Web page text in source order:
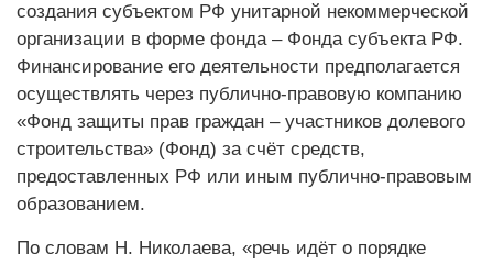
создания субъектом РФ унитарной некоммерческой
организации в форме фонда – Фонда субъекта РФ.
Финансирование его деятельности предполагается
осуществлять через публично-правовую компанию
«Фонд защиты прав граждан – участников долевого
строительства» (Фонд) за счёт средств,
предоставленных РФ или иным публично-правовым
образованием.
По словам Н. Николаева, «речь идёт о порядке